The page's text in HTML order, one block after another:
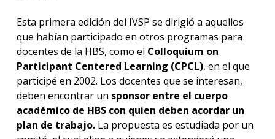
Esta primera edición del IVSP se dirigió a aquellos
que habían participado en otros programas para
docentes de la HBS, como el Colloquium on
Participant Centered Learning (CPCL), en el que
participé en 2002. Los docentes que se interesan,
deben encontrar un sponsor entre el cuerpo
académico de HBS con quien deben acordar un
plan de trabajo.La propuesta es estudiada por un